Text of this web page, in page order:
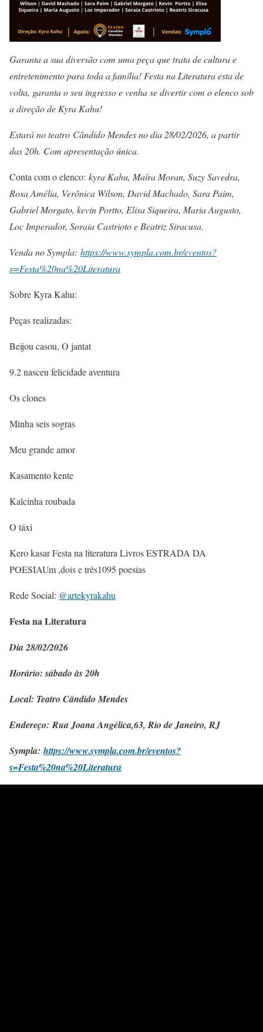
Garanta a sua diversão com uma peça que trata de cultura e
entretenimento para toda a família! Festa na Literatura esta de
volta, garanta o seu ingresso e venha se divertir com o elenco sob
a direção de Kyra Kahu!
Estará no teatro Cândido Mendes no dia 28/02/2026, a partir
das 20h. Com apresentação única.
Conta com o elenco: kyra Kahu, Maíra Moran, Suzy Savedra,
Rosa Amélia, Verônica Wilson, David Machado, Sara Paim,
Gabriel Morgato, kevin Portto, Elisa Siqueira, Maria Augusto,
Loc Imperador, Soraia Castrioto e Beatriz Siracusa.
Venda no Sympla: https://www.sympla.com.br/eventos?
s=Festa%20na%20Literatura
Sobre Kyra Kahu:
Peças realizadas:
Beijou casou, O jantat
9.2 nasceu felicidade aventura
Os clones
Minha seis sogras
Meu grande amor
Kasamento kente
Kalcinha roubada
O táxi
Kero kasar Festa na literatura Livros ESTRADA DA
POESIAUm ,dois e três1095 poesias
Rede Social: @artekyrakahu
Festa na Literatura
Dia 28/02/2026
Horário: sábado às 20h
Local: Teatro Cândido Mendes
Endereço: Rua Joana Angélica,63, Rio de Janeiro, RJ
Sympla: https://www.sympla.com.br/eventos?
s=Festa%20na%20Literatura